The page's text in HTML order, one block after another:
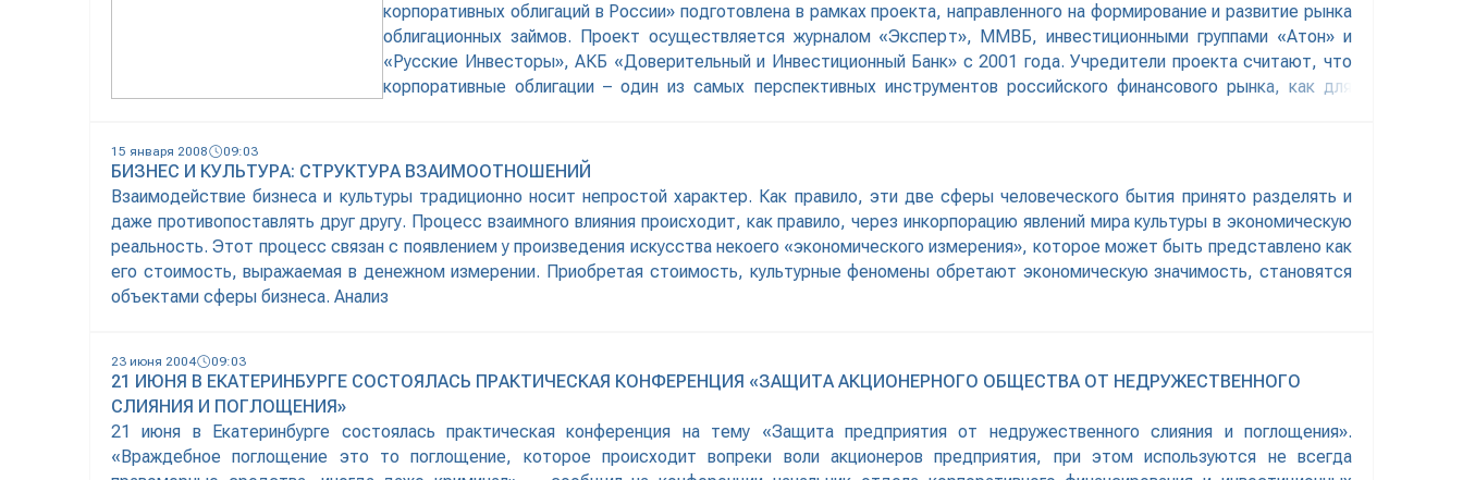
корпоративных облигаций в России» подготовлена в рамках проекта, направленного на формирование и развитие рынка
облигационных займов. Проект осуществляется журналом «Эксперт», ММВБ, инвестиционными группами «Атон» и
«Русские Инвесторы», АКБ «Доверительный и Инвестиционный Банк» с 2001 года. Учредители проекта считают, что
корпоративные облигации – один из самых перспективных инструментов российского финансового рынка, как для
15 января 2008 09:03
БИЗНЕС И КУЛЬТУРА: СТРУКТУРА ВЗАИМООТНОШЕНИЙ
Взаимодействие бизнеса и культуры традиционно носит непростой характер. Как правило, эти две сферы человеческого бытия принято разделять и
даже противопоставлять друг другу. Процесс взаимного влияния происходит, как правило, через инкорпорацию явлений мира культуры в экономическую
реальность. Этот процесс связан с появлением у произведения искусства некоего «экономического измерения», которое может быть представлено как
его стоимость, выражаемая в денежном измерении. Приобретая стоимость, культурные феномены обретают экономическую значимость, становятся
объектами сферы бизнеса. Анализ
23 июня 2004 09:03
21 ИЮНЯ В ЕКАТЕРИНБУРГЕ СОСТОЯЛАСЬ ПРАКТИЧЕСКАЯ КОНФЕРЕНЦИЯ «ЗАЩИТА АКЦИОНЕРНОГО ОБЩЕСТВА ОТ НЕДРУЖЕСТВЕННОГО
СЛИЯНИЯ И ПОГЛОЩЕНИЯ»
21 июня в Екатеринбурге состоялась практическая конференция на тему «Защита предприятия от недружественного слияния и поглощения».
«Враждебное поглощение это то поглощение, которое происходит вопреки воли акционеров предприятия, при этом используются не всегда